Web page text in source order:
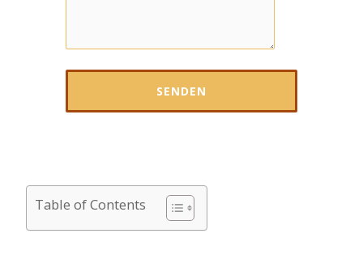
Table of Contents